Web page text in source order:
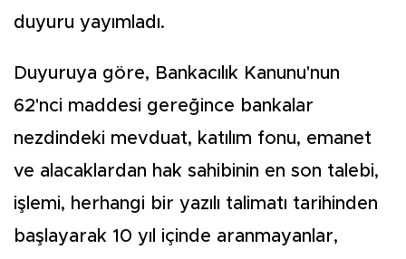
duyuru yayımladı.
Duyuruya göre, Bankacılık Kanunu'nun
62'nci maddesi gereğince bankalar
nezdindeki mevduat, katılım fonu, emanet
ve alacaklardan hak sahibinin en son talebi,
işlemi, herhangi bir yazılı talimatı tarihinden
başlayarak 10 yıl içinde aranmayanlar,